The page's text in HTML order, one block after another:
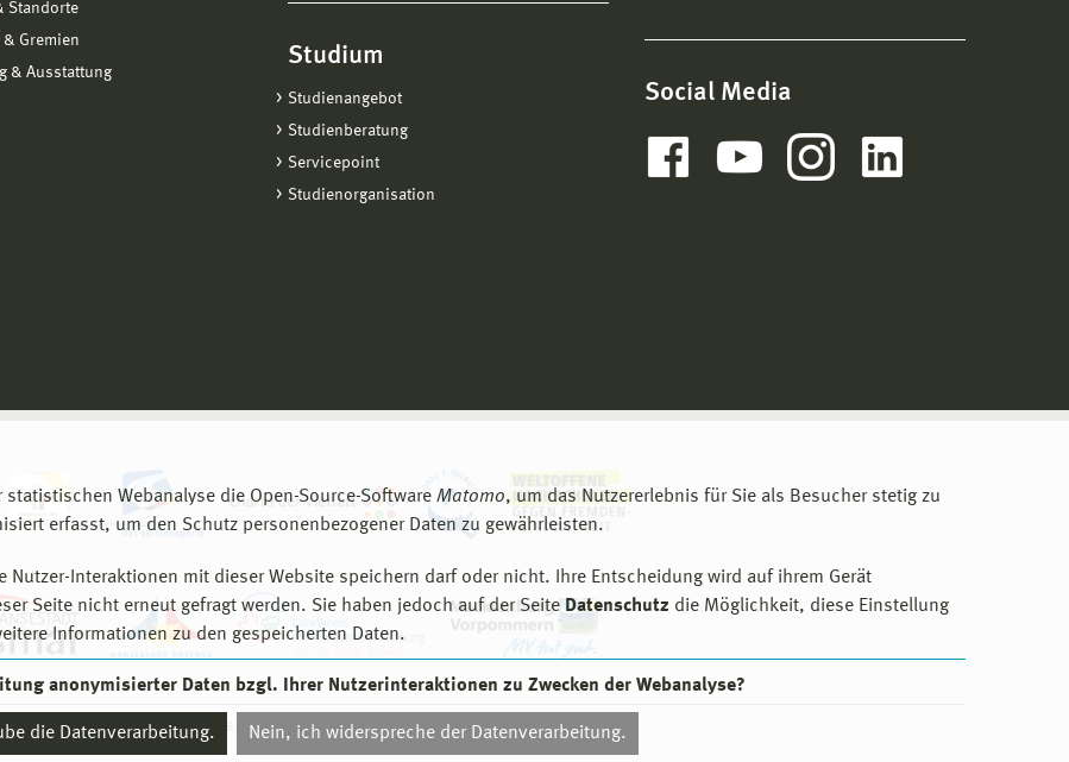
Webanalyse die Open-Source-Software Matomo, um das Nutzererlebnis für Sie als Besucher stetig zu
erfasst, um den Schutz personenbezogener Daten zu gewährleisten.
Nutzer-Interaktionen mit dieser Website speichern darf oder nicht. Ihre Entscheidung wird auf ihrem Gerät
Seite nicht erneut gefragt werden. Sie haben jedoch auf der Seite Datenschutz die Möglichkeit, diese Einstellung
Informationen zu den gespeicherten Daten.
anonymisierter Daten bzgl. Ihrer Nutzerinteraktionen zu Zwecken der Webanalyse?
die Datenverarbeitung. Nein, ich widerspreche der Datenverarbeitung.
Standorte
& Gremien
& Ausstattung
Studium
Studienangebot
Studienberatung
Servicepoint
Studienorganisation
Social Media
© 2026 Hochschule Wismar